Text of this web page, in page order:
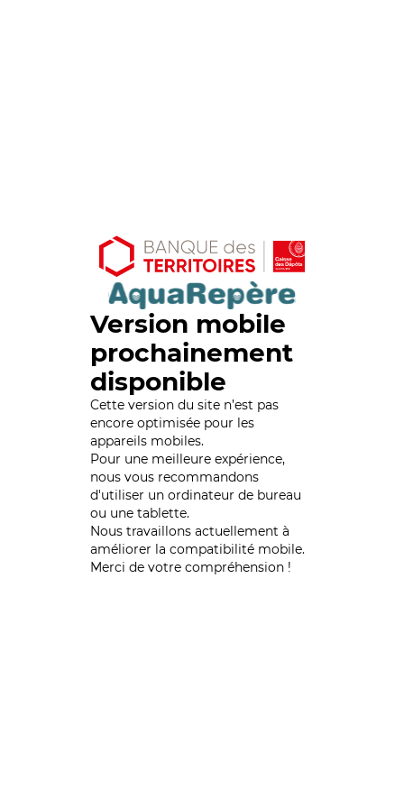
Version mobile
prochainement
disponible
Cette version du site n’est pas
encore optimisée pour les
appareils mobiles.
Pour une meilleure expérience,
nous vous recommandons
d'utiliser un ordinateur de bureau
ou une tablette.
Nous travaillons actuellement à
améliorer la compatibilité mobile.
Merci de votre compréhension !